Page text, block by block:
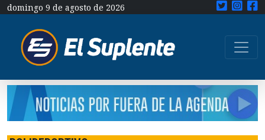
domingo 9 de agosto de 2026